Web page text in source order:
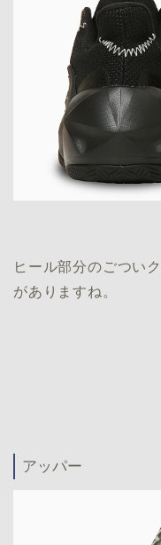
ヒール部分のごつい
がありますね。
アッパー